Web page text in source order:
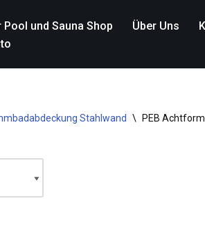
Pool und Sauna Shop Über Uns
Stahlwand \ PEB